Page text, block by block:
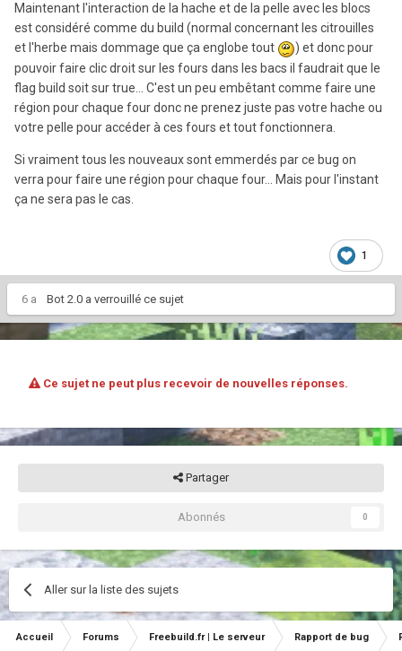
Maintenant l'interaction de la hache et de la pelle avec les blocs
est considéré comme du build (normal concernant les citrouilles
et l'herbe mais dommage que ça englobe tout
) et donc pour
pouvoir faire clic droit sur les fours dans les bacs il faudrait que le
flag build soit sur true... C'est un peu embêtant comme faire une
région pour chaque four donc ne prenez juste pas votre hache ou
votre pelle pour accéder à ces fours et tout fonctionnera.
Si vraiment tous les nouveaux sont emmerdés par ce bug on
verra pour faire une région pour chaque four... Mais pour l'instant
ça ne sera pas le cas.
1
6 a Bot 2.0 a verrouillé ce sujet
Ce sujet ne peut plus recevoir de nouvelles réponses.
Partager
Abonnés 0
Aller sur la liste des sujets
Accueil Forums Freebuild.fr | Le serveur Rapport de bug